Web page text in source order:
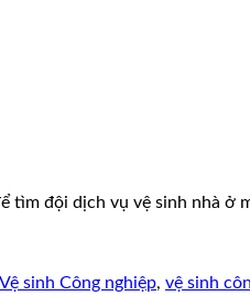
tìm đội dịch vụ vệ sinh nhà ở
Vệ sinh Công nghiệp, vệ sinh